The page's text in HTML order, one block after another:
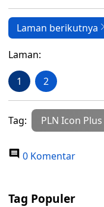
Laman berikutnya
Laman:
1 2
Tag: PLN Icon Plus
0 Komentar
Tag Populer